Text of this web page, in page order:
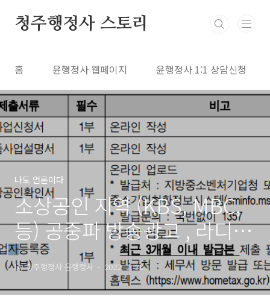
청주행정사 스토리
홈 윤행정사 웹페이지 윤행정사 1:1 상담신청
나도 언론이다
소상공인 지역 (KBS, MBC,
등) 공중파 방송광고 , 라디오
광고 지원받아 해보세요
by 청주행정사 윤행정사 2022. 1. 30.